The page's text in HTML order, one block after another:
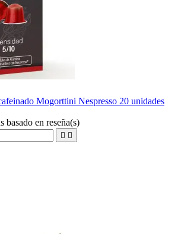
Mogorttini Nespresso 20 unidades
basado en reseña(s)
 